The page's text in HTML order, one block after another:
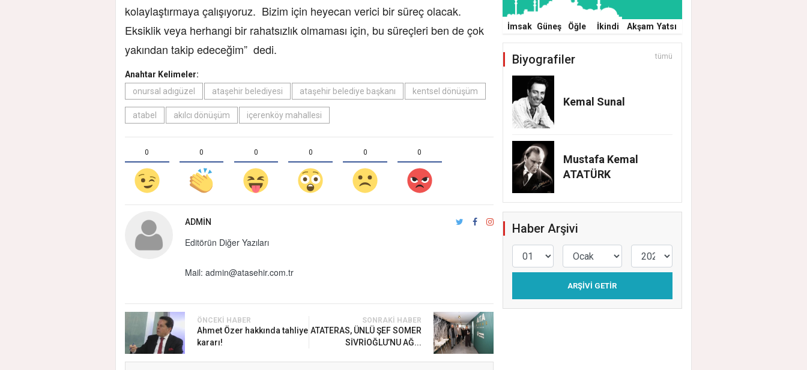
kolaylaştırmaya çalışıyoruz. Bizim için heyecan verici bir süreç olacak.
Eksiklik veya herhangi bir rahatsızlık olmaması için, bu süreçleri ben de çok
yakından takip edeceğim” dedi.
Anahtar Kelimeler:
onursal adıgüzel
ataşehir belediyesi ataşehir belediye başkanı kentsel dönüşüm
atabel akılcı dönüşüm içerenköy mahallesi
0 0 0 0 0 0
ADMIN
Editörün Diğer Yazıları
Mail: admin@atasehir.com.tr
ÖNCEKI HABER
Ahmet Özer hakkında tahliye
kararı!
SONRAKI HABER
ATATERAS, ÜNLÜ ŞEF SOMER
SİVRİOĞLU’NU AĞ...
İmsak Güneş Öğle İkindi Akşam Yatsı
Biyografiler tümü
Kemal Sunal
Mustafa Kemal
ATATÜRK
Haber Arşivi
ARŞIVI GETIR